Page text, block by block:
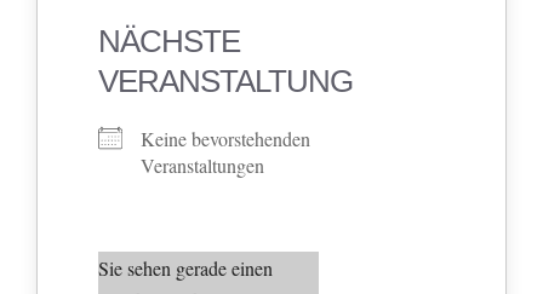
NÄCHSTE
VERANSTALTUNG
Keine bevorstehenden
Veranstaltungen
Sie sehen gerade einen